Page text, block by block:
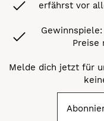
erfährst vor
Preise
Melde dich jetzt für